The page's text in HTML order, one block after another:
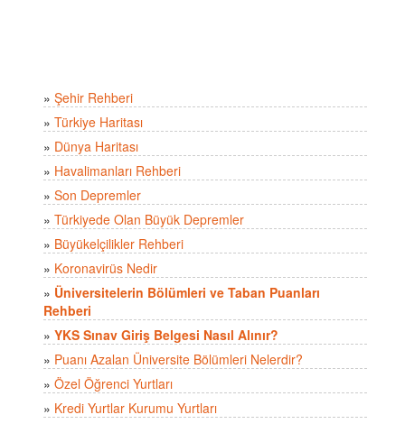
» Şehir Rehberi
» Türkiye Haritası
» Dünya Haritası
» Havalimanları Rehberi
» Son Depremler
» Türkiyede Olan Büyük Depremler
» Büyükelçilikler Rehberi
» Koronavirüs Nedir
» Üniversitelerin Bölümleri ve Taban Puanları
Rehberi
» YKS Sınav Giriş Belgesi Nasıl Alınır?
» Puanı Azalan Üniversite Bölümleri Nelerdir?
» Özel Öğrenci Yurtları
» Kredi Yurtlar Kurumu Yurtları